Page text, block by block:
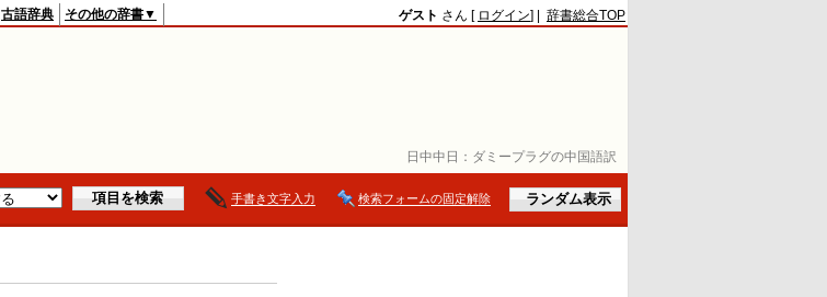
日中中日： ダミープラグの中国語訳
古語辞典 その他の辞書▼ ゲスト さん [ ログイン] | 辞書総合TOP
手書き文字入力 検索フォームの固定解除